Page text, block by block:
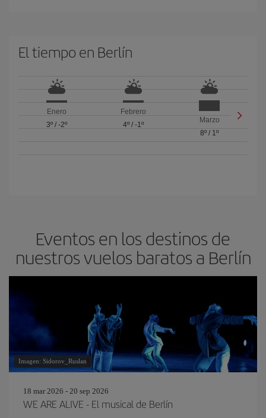
El tiempo en Berlín
Enero
3º/ -2º
Febrero
4º/ -1º
Marzo
8º / 1º
Eventos en los destinos de
nuestros vuelos baratos a Berlín
Imagen: Sidorov_Ruslan
18 mar 2026 - 20 sep 2026
WE ARE ALIVE - El musical de Berlín